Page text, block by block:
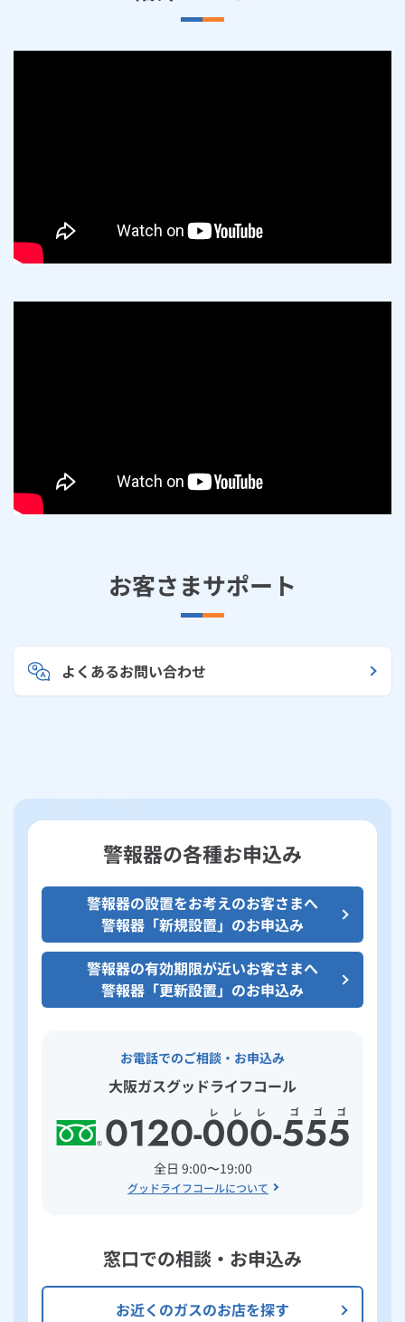
お客さまサポート
よくあるお問い合わせ
警報器の各種お申込み
警報器の設置をお考えのお客さまへ
警報器「新規設置」のお申込み
警報器の有効期限が近いお客さまへ
警報器「更新設置」のお申込み
お電話でのご相談・お申込み
大阪ガスグッドライフコール
全日 9:00〜19:00
グッドライフコールについて
窓口での相談・お申込み
お近くのガスのお店を探す